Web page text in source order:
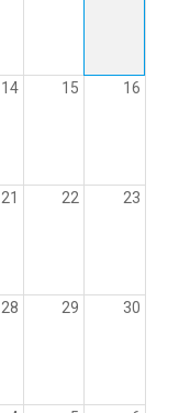
14 15 16
21 22 23
28 29 30